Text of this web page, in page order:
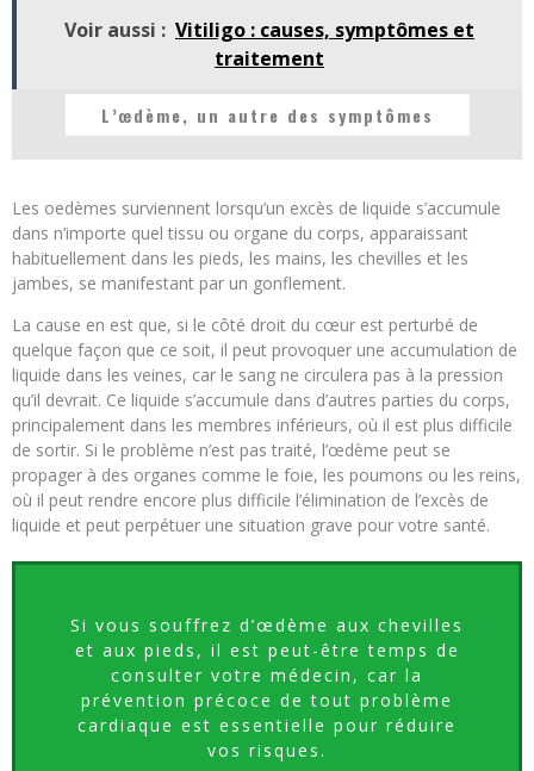
Voir aussi : Vitiligo : causes, symptômes et
traitement
L’œdème, un autre des symptômes
Les oedèmes surviennent lorsqu’un excès de liquide s’accumule
dans n’importe quel tissu ou organe du corps, apparaissant
habituellement dans les pieds, les mains, les chevilles et les
jambes, se manifestant par un gonflement.
La cause en est que, si le côté droit du cœur est perturbé de
quelque façon que ce soit, il peut provoquer une accumulation de
liquide dans les veines, car le sang ne circulera pas à la pression
qu’il devrait. Ce liquide s’accumule dans d’autres parties du corps,
principalement dans les membres inférieurs, où il est plus difficile
de sortir. Si le problème n’est pas traité, l’œdème peut se
propager à des organes comme le foie, les poumons ou les reins,
où il peut rendre encore plus difficile l’élimination de l’excès de
liquide et peut perpétuer une situation grave pour votre santé.
Si vous souffrez d’œdème aux chevilles
et aux pieds, il est peut-être temps de
consulter votre médecin, car la
prévention précoce de tout problème
cardiaque est essentielle pour réduire
vos risques.